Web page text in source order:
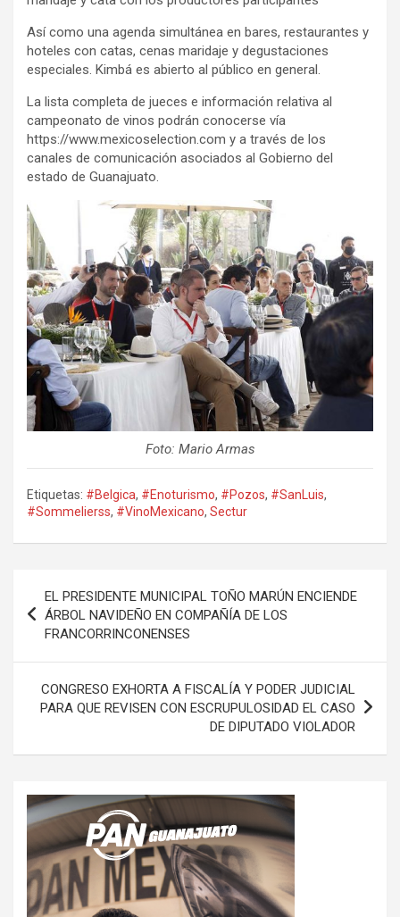
Así como una agenda simultánea en bares, restaurantes y
hoteles con catas, cenas maridaje y degustaciones
especiales. Kimbá es abierto al público en general.
La lista completa de jueces e información relativa al
campeonato de vinos podrán conocerse vía
https://www.mexicoselection.com y a través de los
canales de comunicación asociados al Gobierno del
estado de Guanajuato.
Foto: Mario Armas
Etiquetas: #Belgica, #Enoturismo, #Pozos, #SanLuis,
#Sommelierss, #VinoMexicano, Sectur
de
entradas
EL PRESIDENTE MUNICIPAL TOÑO MARÚN ENCIENDE
ÁRBOL NAVIDEÑO EN COMPAÑÍA DE LOS
FRANCORRINCONENSES
CONGRESO EXHORTA A FISCALÍA Y PODER JUDICIAL
PARA QUE REVISEN CON ESCRUPULOSIDAD EL CASO
DE DIPUTADO VIOLADOR